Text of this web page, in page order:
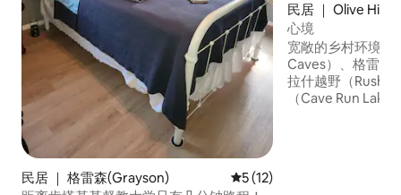
民居 ｜ 格雷森(Grayson) 平均评分 5 分（满分 5 分）
5 (12)
民居 ｜ Olive Hill
心境
宽敞的乡村环境
Caves）、格雷森
拉什越野（Rush
（Cave Run Lake